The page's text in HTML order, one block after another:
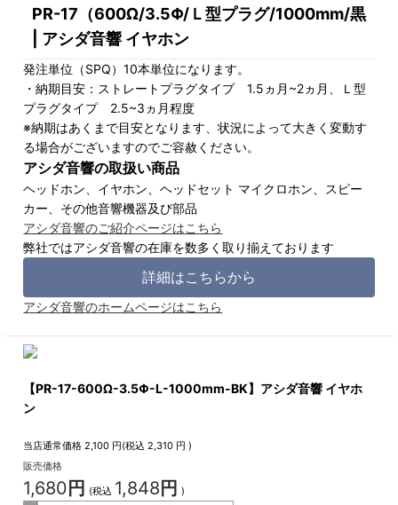
PR-17（600Ω/3.5Φ/Ｌ型プラグ/1000mm/黒
| アシダ音響 イヤホン
発注単位（SPQ）10本単位になります。
・納期目安：ストレートプラグタイプ 1.5ヵ月~2ヵ月、Ｌ型
プラグタイプ 2.5~3ヵ月程度
※納期はあくまで目安となります、状況によって大きく変動す
る場合がございますのでご容赦ください。
アシダ音響の取扱い商品
ヘッドホン、イヤホン、ヘッドセット マイクロホン、スピー
カー、その他音響機器及び部品
アシダ音響のご紹介ページはこちら
弊社ではアシダ音響の在庫を数多く取り揃えております
詳細はこちらから
アシダ音響のホームページはこちら
【PR-17-600Ω-3.5Φ-L-1000mm-BK】アシダ音響 イヤホ
ン
当店通常価格 2,100 円(税込2,310 円 )
販売価格
1,680 円 (税込 1,848 円 )